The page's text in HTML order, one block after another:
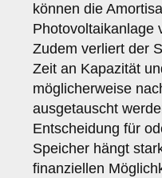
können die
Photovoltaikanlage
Zudem verliert der
Zeit an Kapazität
möglicherweise
ausgetauscht
Entscheidung für
Speicher hängt
finanziellen